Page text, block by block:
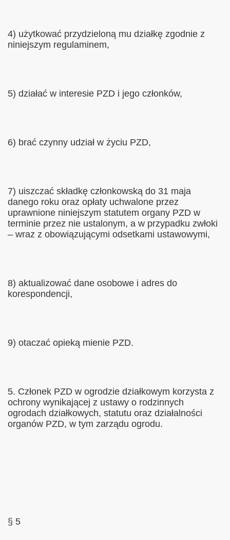
4) użytkować przydzieloną mu działkę zgodnie z
niniejszym regulaminem,
5) działać w interesie PZD i jego członków,
6) brać czynny udział w życiu PZD,
7) uiszczać składkę członkowską do 31 maja
danego roku oraz opłaty uchwalone przez
uprawnione niniejszym statutem organy PZD w
terminie przez nie ustalonym, a w przypadku zwłoki
– wraz z obowiązującymi odsetkami ustawowymi,
8) aktualizować dane osobowe i adres do
korespondencji,
9) otaczać opieką mienie PZD.
5. Członek PZD w ogrodzie działkowym korzysta z
ochrony wynikającej z ustawy o rodzinnych
ogrodach działkowych, statutu oraz działalności
organów PZD, w tym zarządu ogrodu.
§ 5